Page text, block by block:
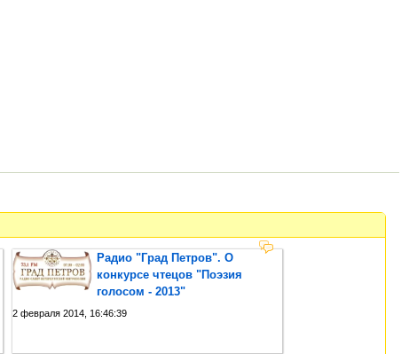
Радио "Град Петров". О
конкурсе чтецов "Поэзия
голосом - 2013"
2 февраля 2014, 16:46:39